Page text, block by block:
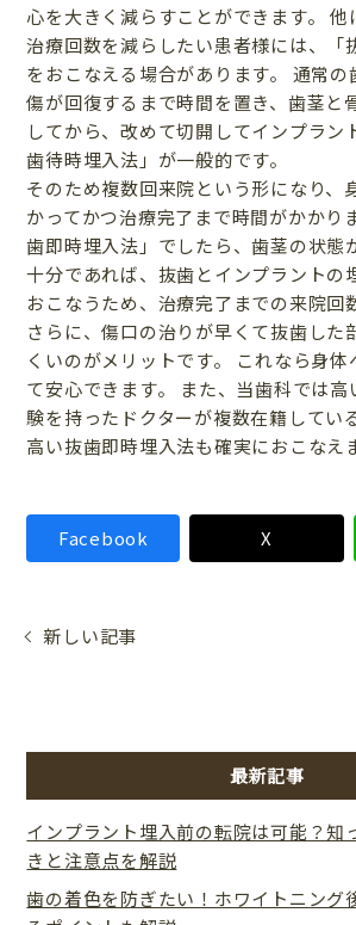
心を大きく減らすことができます。 他
治療回数を減らしたい患者様には、「
をおこなえる場合があります。 通常の
傷が回復するまで時間を置き、歯茎と
してから、改めて切開してインプラン
歯待時埋入法」が一般的です。
そのため複数回来院という形になり、
かってかつ治療完了まで時間がかかり
歯即時埋入法」でしたら、歯茎の状態
十分であれば、抜歯とインプラントの
おこなうため、治療完了までの来院回
さらに、傷口の治りが早くて抜歯した
くいのがメリットです。 これなら身体
て安心できます。 また、当歯科では
験を持ったドクターが複数在籍してい
高い抜歯即時埋入法も確実におこなえ
Facebook X
新しい記事
最新記事
インプラント埋入前の転院は可能？知
きと注意点を解説
歯の着色を防ぎたい！ホワイトニング